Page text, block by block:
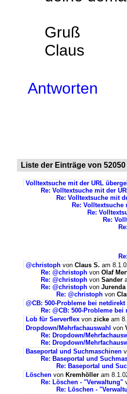
Gruß
Claus
Antworten
Liste der Einträge von
Volltextsuche mit der URL
Re: Volltextsuche mit der
Re: Volltextsuche mit
Re: Volltextsuche
Re:
Re:
@christoph von Claus S. am
Re: @christoph von Olaf
Re: @christoph von Sander
Re: @christoph von Jurenda
Re: @christoph von
@CB: 500-Probleme bei netdirekt
Re: @CB: 500-Probleme bei
Lob für Serverflex von zicke am
Dropdown/Mehrfachauswahl von
Re: Dropdown/
Re: Dropdown/
Baseportal und Suchmaschinen
Re: Baseportal und
Re: Baseportal und
Löschen von Kremhöller am
Re: Löschen - "Verwaltung"
Re: Löschen -